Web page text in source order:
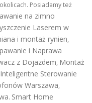
Posiadamy też
na zimno
Laserem w
i montaż rynien,
i Naprawa
z Dojazdem, Montaż
Sterowanie
Warszawa,
. Smart Home